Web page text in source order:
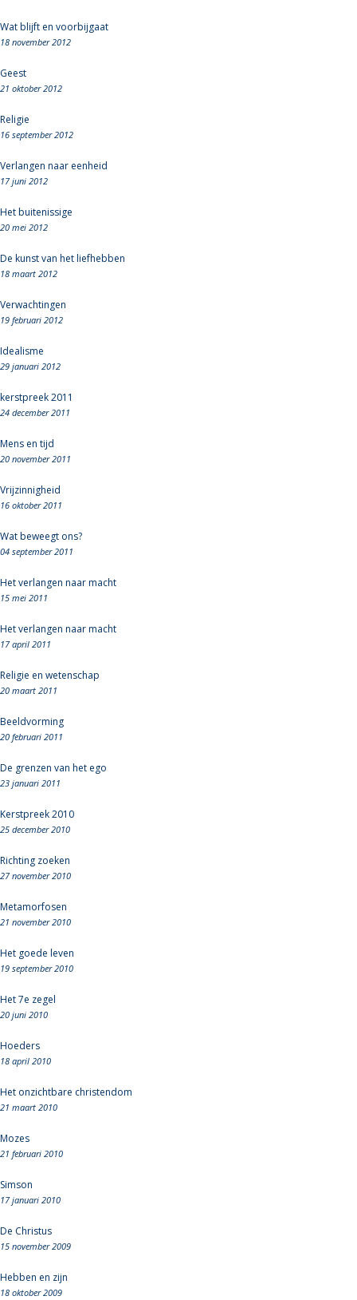
Wat blijft en voorbijgaat
18 november 2012
Geest
21 oktober 2012
Religie
16 september 2012
Verlangen naar eenheid
17 juni 2012
Het buitenissige
20 mei 2012
De kunst van het liefhebben
18 maart 2012
Verwachtingen
19 februari 2012
Idealisme
29 januari 2012
kerstpreek 2011
24 december 2011
Mens en tijd
20 november 2011
Vrijzinnigheid
16 oktober 2011
Wat beweegt ons?
04 september 2011
Het verlangen naar macht
15 mei 2011
Het verlangen naar macht
17 april 2011
Religie en wetenschap
20 maart 2011
Beeldvorming
20 februari 2011
De grenzen van het ego
23 januari 2011
Kerstpreek 2010
25 december 2010
Richting zoeken
27 november 2010
Metamorfosen
21 november 2010
Het goede leven
19 september 2010
Het 7e zegel
20 juni 2010
Hoeders
18 april 2010
Het onzichtbare christendom
21 maart 2010
Mozes
21 februari 2010
Simson
17 januari 2010
De Christus
15 november 2009
Hebben en zijn
18 oktober 2009